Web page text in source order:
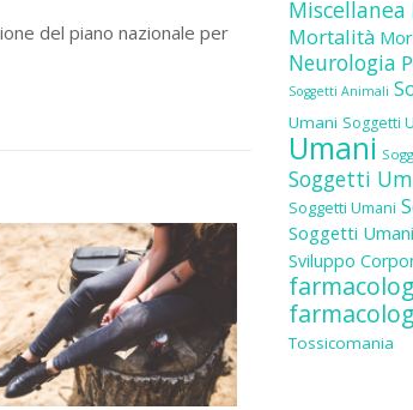
del piano nazionale per
Miscellanea
Mortalità
Neurologia
Soggetti Animali
Umani Soggetti
Umani
Soggetti
Soggetti Umani
Soggetti Umani
Sviluppo
Tossicomania